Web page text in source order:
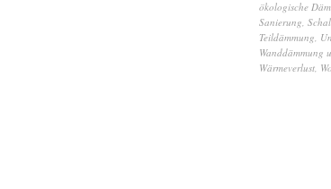
ökologische
Sanierung
Teildämmung
Wanddämmung
Wärmeverlust